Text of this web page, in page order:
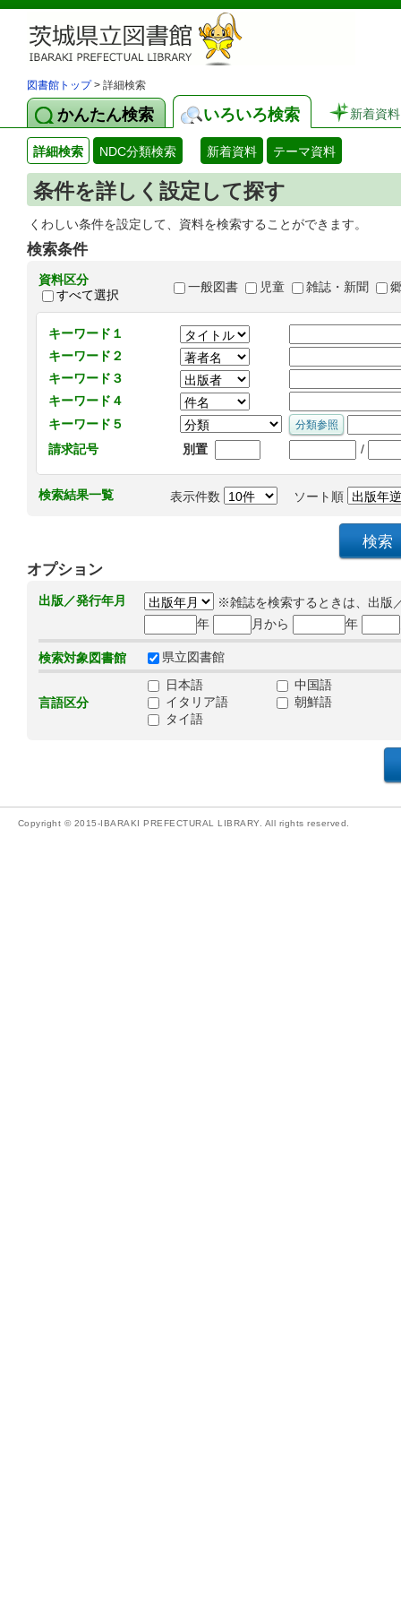
図書館トップ> 詳細検索
かんたん検索 いろいろ検索 新着資料
詳細検索 NDC分類検索 新着資料 テーマ資料
条件を詳しく設定して探す
くわしい条件を設定して、資料を検索することができます。
検索条件
資料区分
すべて選択
一般図書 児童 雑誌・新聞
キーワード１
キーワード２
キーワード３
キーワード４
キーワード５
請求記号
別置 /
検索結果一覧 表示件数 ソート順
オプション
出版／発行年月
※雑誌を検索するときは、出版
年
月から 年
検索対象図書館 県立図書館
言語区分
日本語
中国語
イタリア語
朝鮮語
タイ語
Copyright © 2015-IBARAKI PREFECTURAL LIBRARY. All rights reserved.